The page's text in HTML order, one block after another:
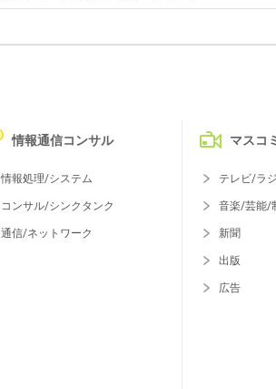
情報通信コンサル
情報処理/システム
コンサル/シンクタンク
通信/ネットワーク
マスコミ
テレビ/ラ
音楽/芸能/
新聞
出版
広告